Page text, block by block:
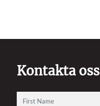
Kontakta oss